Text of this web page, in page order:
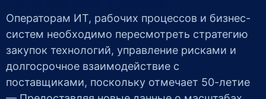
Операторам ИТ, рабочих процессов и бизнес-
систем необходимо пересмотреть стратегию
закупок технологий, управление рисками и
долгосрочное взаимодействие с
поставщиками, поскольку отмечает 50-летие